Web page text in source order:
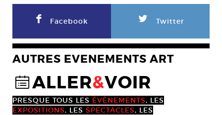
F Facebook L Twitter
AUTRES EVENEMENTS ART
@ALLER&VOIR
PRESQUE TOUS LES ÉVÈNEMENTS, LES
EXPOSITIONS, LES SPECTACLES, LES